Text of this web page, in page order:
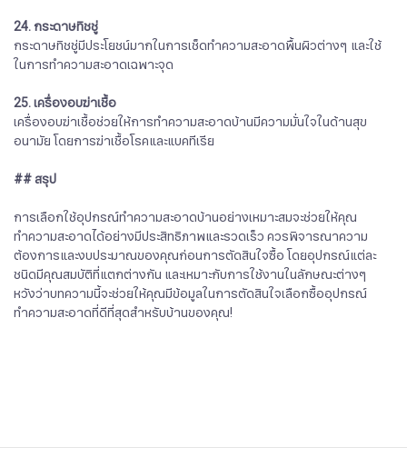
24. กระดาษทิชชู่
กระดาษทิชชู่มีประโยชน์มากในการเช็ดทำความสะอาดพื้นผิวต่างๆ และใช้
ในการทำความสะอาดเฉพาะจุด
25. เครื่องอบฆ่าเชื้อ
เครื่องอบฆ่าเชื้อช่วยให้การทำความสะอาดบ้านมีความมั่นใจในด้านสุข
อนามัย โดยการฆ่าเชื้อโรคและแบคทีเรีย
## สรุป
การเลือกใช้อุปกรณ์ทำความสะอาดบ้านอย่างเหมาะสมจะช่วยให้คุณ
ทำความสะอาดได้อย่างมีประสิทธิภาพและรวดเร็ว ควรพิจารณาความ
ต้องการและงบประมาณของคุณก่อนการตัดสินใจซื้อ โดยอุปกรณ์แต่ละ
ชนิดมีคุณสมบัติที่แตกต่างกัน และเหมาะกับการใช้งานในลักษณะต่างๆ
หวังว่าบทความนี้จะช่วยให้คุณมีข้อมูลในการตัดสินใจเลือกซื้ออุปกรณ์
ทำความสะอาดที่ดีที่สุดสำหรับบ้านของคุณ!